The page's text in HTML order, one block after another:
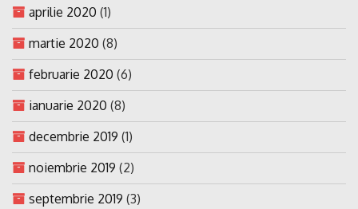
aprilie 2020 (1)
martie 2020 (8)
februarie 2020 (6)
ianuarie 2020 (8)
decembrie 2019 (1)
noiembrie 2019 (2)
septembrie 2019 (3)